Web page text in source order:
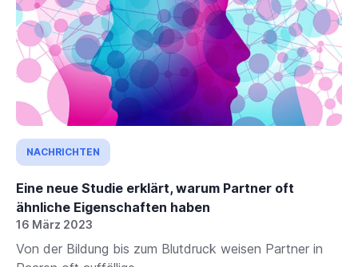
NACHRICHTEN
Eine neue Studie erklärt, warum Partner oft
ähnliche Eigenschaften haben
16 März 2023
Von der Bildung bis zum Blutdruck weisen Partner in